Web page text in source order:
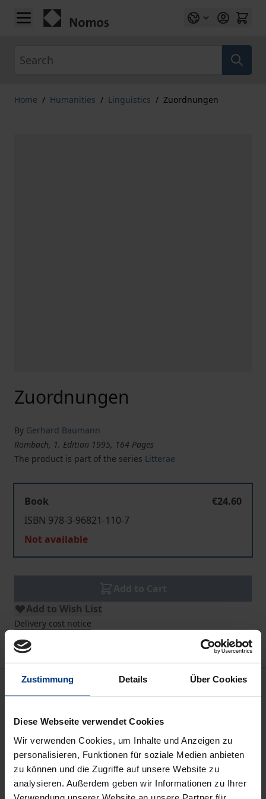
Zustimmung Details Über Cookies
Diese Webseite verwendet Cookies
Wir verwenden Cookies, um Inhalte und Anzeigen zu
personalisieren, Funktionen für soziale Medien anbieten
zu können und die Zugriffe auf unsere Website zu
analysieren. Außerdem geben wir Informationen zu Ihrer
Skip to Content
Home / Humanities / Linguistics / Zuordnungen
Zuordnungen
By Gerhard Baumann
Rombach, 1. Edition 1995, 164 Pages
The product is part of the series Litterae
Book
€24.60
ISBN 978-3-96821-110-7
Not available
Add to Wish List
Delivery cost notice
Description
Zuordnungen entwirft man bewußt, man findet sie
vor, zuweilen stellen sie unwillkürlich sich ein. Ihr
erschließendes Vermögen bewährt sich vornehmlich
darin, das Nacheinander in einem Nebeneinander
auszufalten. Das Vielwertige, das Gestalten,